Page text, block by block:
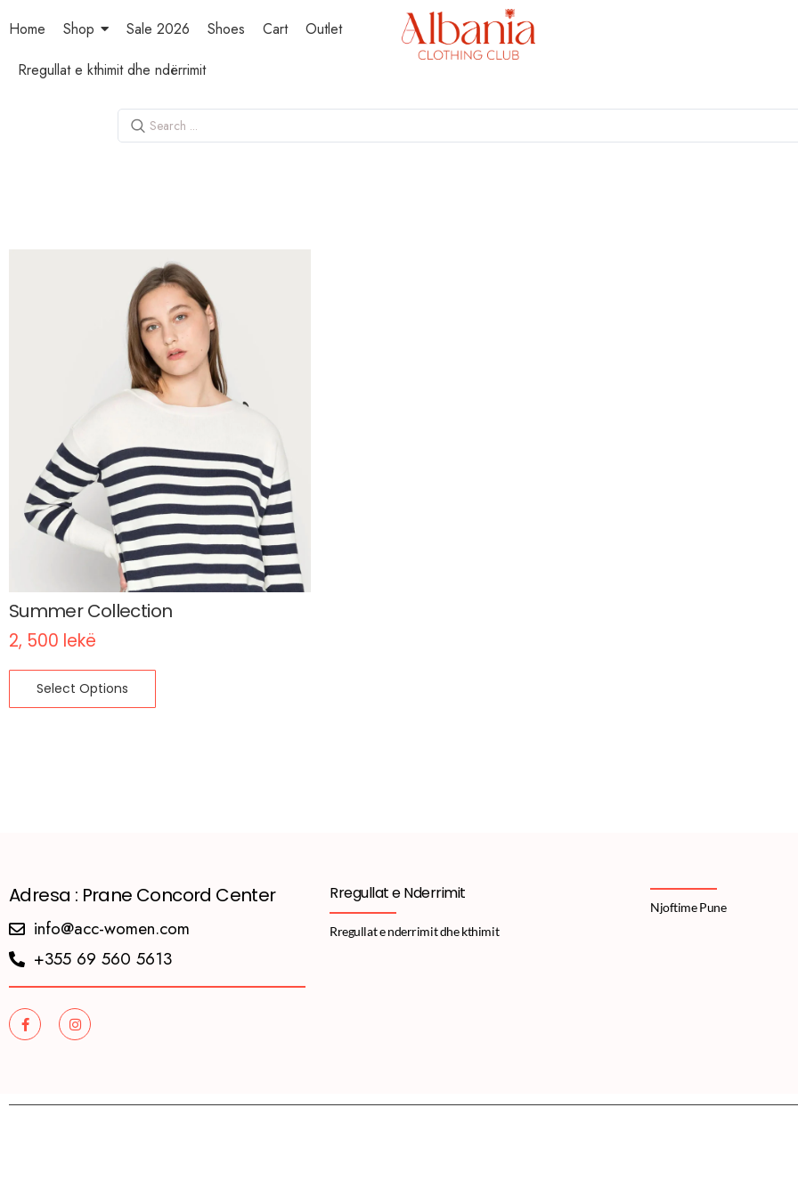
Home Shop Sale 2026 Shoes Cart
Outlet
Rregullat e kthimit dhe ndërrimit
Summer Collection
2, 500 lekë
Select Options
Adresa : Prane Concord Center
info@acc-women.com
+355 69 560 5613
Rregullat e Nderrimit
Rregullat e nderrimit dhe kthimit
Njoftime Pune